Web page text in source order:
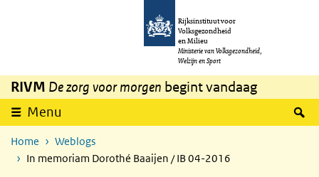
Overslaan en naar de inhoud gaan
Rijksinstituut voor
Volksgezondheid
en Milieu
Ministerie van Volksgezondheid,
Welzijn en Sport
RIVM De zorg voor morgen begint vandaag
Menu
Home
Weblogs
In memoriam Dorothé Baaijen / IB 04-2016